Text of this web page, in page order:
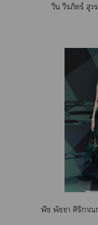
วิน วีรภัทร์ สุ
พีช พัชา ศิริกาณ